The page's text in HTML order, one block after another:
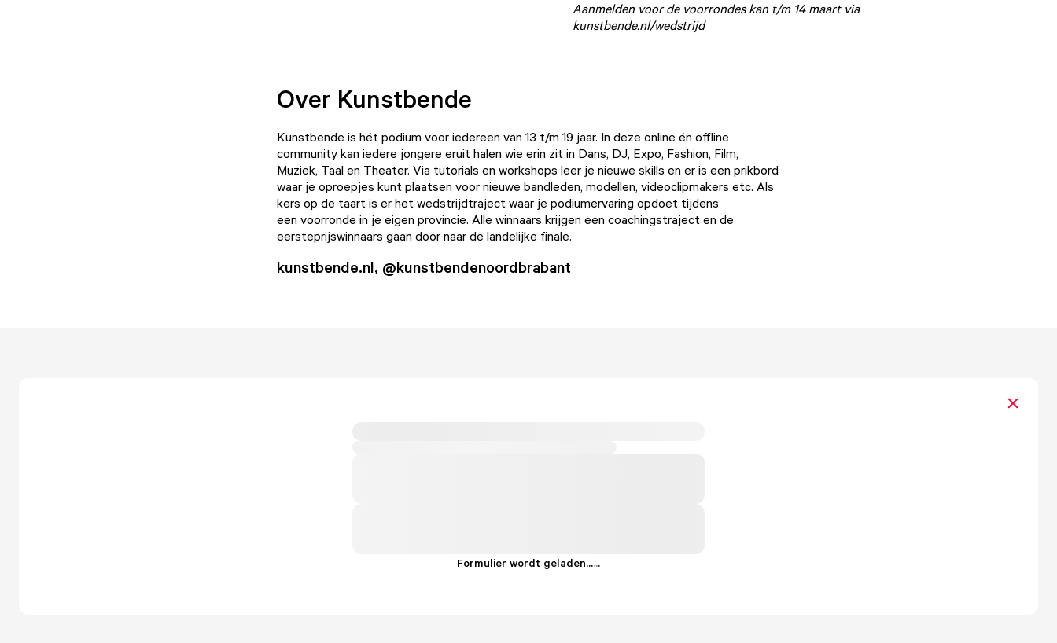
Aanmelden voor de voorrondes kan t/m 14 maart via
kunstbende.nl/wedstrijd
Over Kunstbende
Kunstbende is hét podium voor iedereen van 13 t/m 19 jaar. In deze online én offline
community kan iedere jongere eruit halen wie erin zit in Dans, DJ, Expo, Fashion, Film,
Muziek, Taal en Theater. Via tutorials en workshops leer je nieuwe skills en er is een prikbord
waar je oproepjes kunt plaatsen voor nieuwe bandleden, modellen, videoclipmakers etc. Als
kers op de taart is er het wedstrijdtraject waar je podiumervaring opdoet tijdens
een voorronde in je eigen provincie. Alle winnaars krijgen een coachingstraject en de
eersteprijswinnaars gaan door naar de landelijke finale.
kunstbende.nl, @kunstbendenoordbrabant
Formulier wordt geladen......